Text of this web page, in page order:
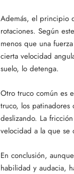
Además, el principio
rotaciones. Según
menos que una
cierta velocidad
suelo, lo detenga.
Otro truco común es
truco, los
deslizando. La
velocidad a la que se
En conclusión,
habilidad y audacia,